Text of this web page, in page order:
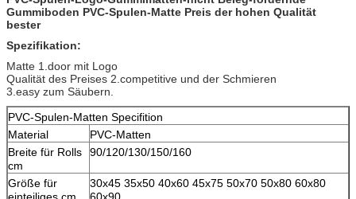
Gummiboden PVC-Spulen-Matte Preis der hohen Qualität
bester
Spezifikation:
Matte 1.door mit Logo
Qualität des Preises 2.competitive und der Schmieren
3.easy zum Säubern.
PVC-Spulen-Matten Specifition
Material
PVC-Matten
Breite für Rolls
cm
90/120/130/150/160
Größe für
30x45 35x50 40x60 45x75 50x70 50x80 60x80